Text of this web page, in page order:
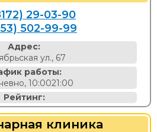
29-03-90
502-99-99
Адрес:
ул., 67
работы:
10:0021:00
Рейтинг:
клиника